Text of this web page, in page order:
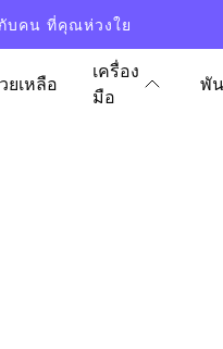
กับคน ที่คุณห่วงใย
ยเหลือ
เครื่อง
มือ
พั